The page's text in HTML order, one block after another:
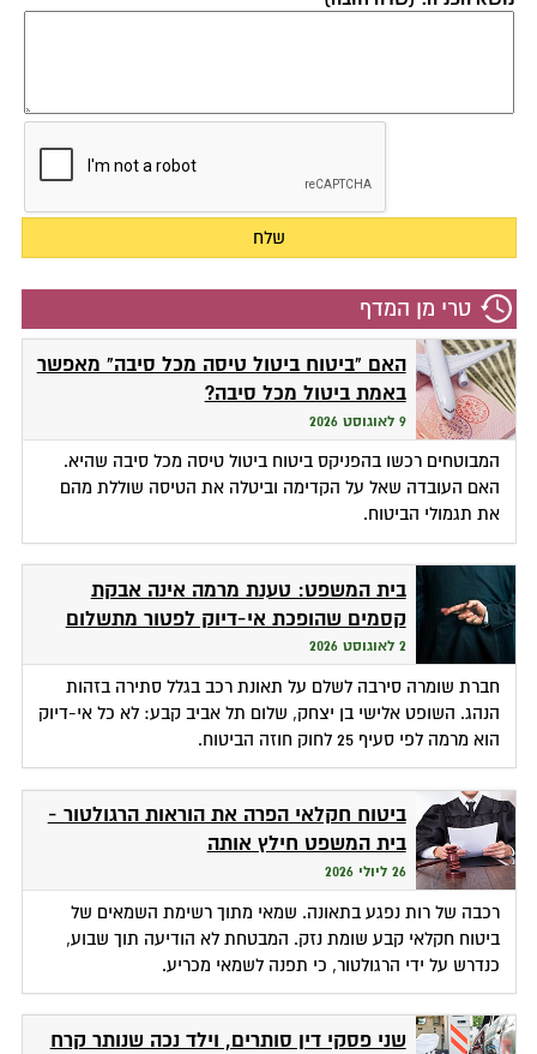
טרי מן המדף
האם "ביטוח ביטול טיסה מכל סיבה" מאפשר
באמת ביטול מכל סיבה?
9 לאוגוסט 2026
המבוטחים רכשו בהפניקס ביטוח ביטול טיסה מכל סיבה שהיא.
האם העובדה שאל על הקדימה וביטלה את הטיסה שוללת מהם
את תגמולי הביטוח.
בית המשפט: טענת מרמה אינה אבקת
קסמים שהופכת אי-דיוק לפטור מתשלום
2 לאוגוסט 2026
חברת שומרה סירבה לשלם על תאונת רכב בגלל סתירה בזהות
הנהג. השופט אלישי בן יצחק, שלום תל אביב קבע: לא כל אי-דיוק
הוא מרמה לפי סעיף 25 לחוק חוזה הביטוח.
ביטוח חקלאי הפרה את הוראות הרגולטור -
בית המשפט חילץ אותה
26 ליולי 2026
רכבה של רות נפגע בתאונה. שמאי מתוך רשימת השמאים של
ביטוח חקלאי קבע שומת נזק. המבטחת לא הודיעה תוך שבוע,
כנדרש על ידי הרגולטור, כי תפנה לשמאי מכריע.
שני פסקי דין סותרים, וילד נכה שנותר קרח